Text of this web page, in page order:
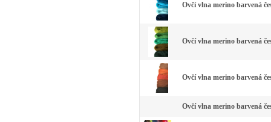
Ovčí vlna merino barvená
Ovčí vlna merino barvená
Ovčí vlna merino barvená
Ovčí vlna merino barvená